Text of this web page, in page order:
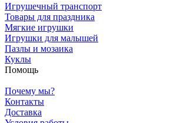
Игрушечный транспорт
Товары для праздника
Мягкие игрушки
Игрушки для малышей
Пазлы и мозаика
Куклы
Помощь
Почему мы?
Контакты
Доставка